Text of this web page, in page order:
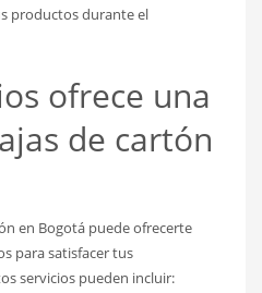
productos durante el
ofrece una
de cartón
en Bogotá puede ofrecerte
para satisfacer tus
servicios pueden incluir: